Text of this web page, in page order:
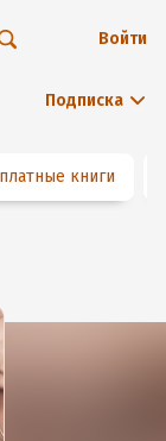
Подписка
Войти
книги